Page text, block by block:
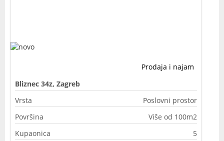
Prodaja i najam
Bliznec 34z, Zagreb
Vrsta
Poslovni prostor
Površina
Više od 100m2
Kupaonica
5